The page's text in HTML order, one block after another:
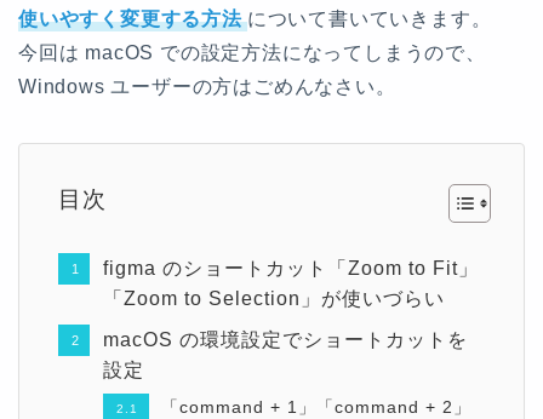
使いやすく変更する方法 について書いていきます。
今回は macOS での設定方法になってしまうので、
Windows ユーザーの方はごめんなさい。
目次
figma のショートカット「Zoom to Fit」
「Zoom to Selection」が使いづらい
macOS の環境設定でショートカットを
設定
「command + 1」「command + 2」